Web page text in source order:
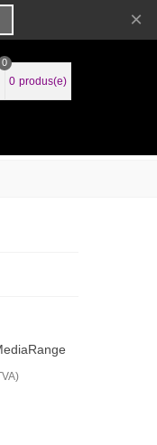
0
0 produs(e)
×